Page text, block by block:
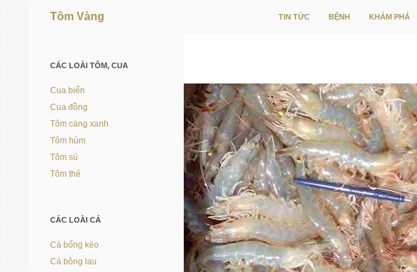
Tôm Vàng
TIN TỨC
BỆNH KHÁM PHÁ
CÁC LOÀI TÔM, CUA
Cua biển
Cua đồng
Tôm càng xanh
Tôm hùm
Tôm sú
Tôm thẻ
CÁC LOÀI CÁ
Cá bống kèo
Cá bông lau